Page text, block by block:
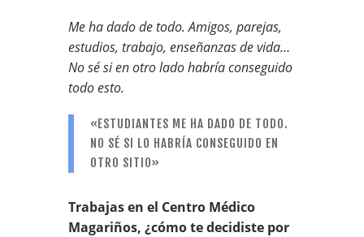
Me ha dado de todo. Amigos, parejas,
estudios, trabajo, enseñanzas de vida…
No sé si en otro lado habría conseguido
todo esto.
«ESTUDIANTES ME HA DADO DE TODO.
NO SÉ SI LO HABRÍA CONSEGUIDO EN
OTRO SITIO»
Trabajas en el Centro Médico
Magariños, ¿cómo te decidiste por